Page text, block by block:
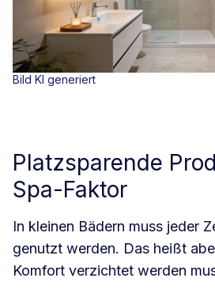
Bild KI generiert
Platzsparende
Spa-Faktor
In kleinen Bädern muss jeder
genutzt werden. Das heißt
Komfort verzichtet werden